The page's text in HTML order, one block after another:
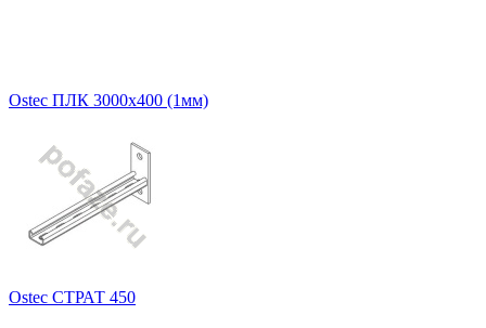
Ostec ПЛК 3000х400 (1мм)
Ostec СТРАТ 450